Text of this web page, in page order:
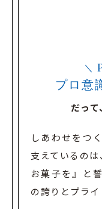
プロ意
だって
しあわせをつ
支えているの
お菓子を』と
の誇りとプライ